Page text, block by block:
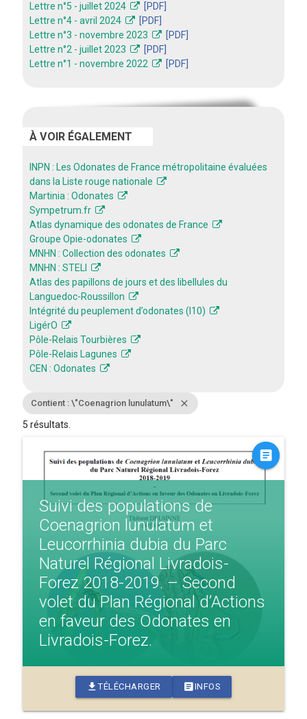
Lettre n°5 - juillet 2024
[PDF]
Lettre n°4 - avril 2024
[PDF]
Lettre n°3 - novembre 2023
[PDF]
Lettre n°2 - juillet 2023
[PDF]
Lettre n°1 - novembre 2022
[PDF]
À VOIR ÉGALEMENT
INPN : Les Odonates de France métropolitaine évaluées
dans la Liste rouge nationale
Martinia : Odonates
Sympetrum.fr
Atlas dynamique des odonates de France
Groupe Opie-odonates
MNHN : Collection des odonates
MNHN : STELI
Atlas des papillons de jours et des libellules du
Languedoc-Roussillon
Intégrité du peuplement d’odonates (I10)
LigérO
Pôle-Relais Tourbières
Pôle-Relais Lagunes
CEN : Odonates
Contient : \"Coenagrion lunulatum\"
close
5 résultats.
article
Suivi des populations de
Coenagrion lunulatum et
Leucorrhinia dubia du Parc
Naturel Régional Livradois-
Forez 2018-2019. – Second
volet du Plan Régional d’Actions
en faveur des Odonates en
Livradois-Forez.
downloadTÉLÉCHARGER articleINFOS